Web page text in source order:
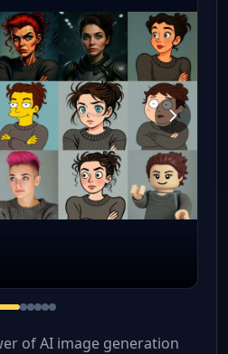
of AI image generation